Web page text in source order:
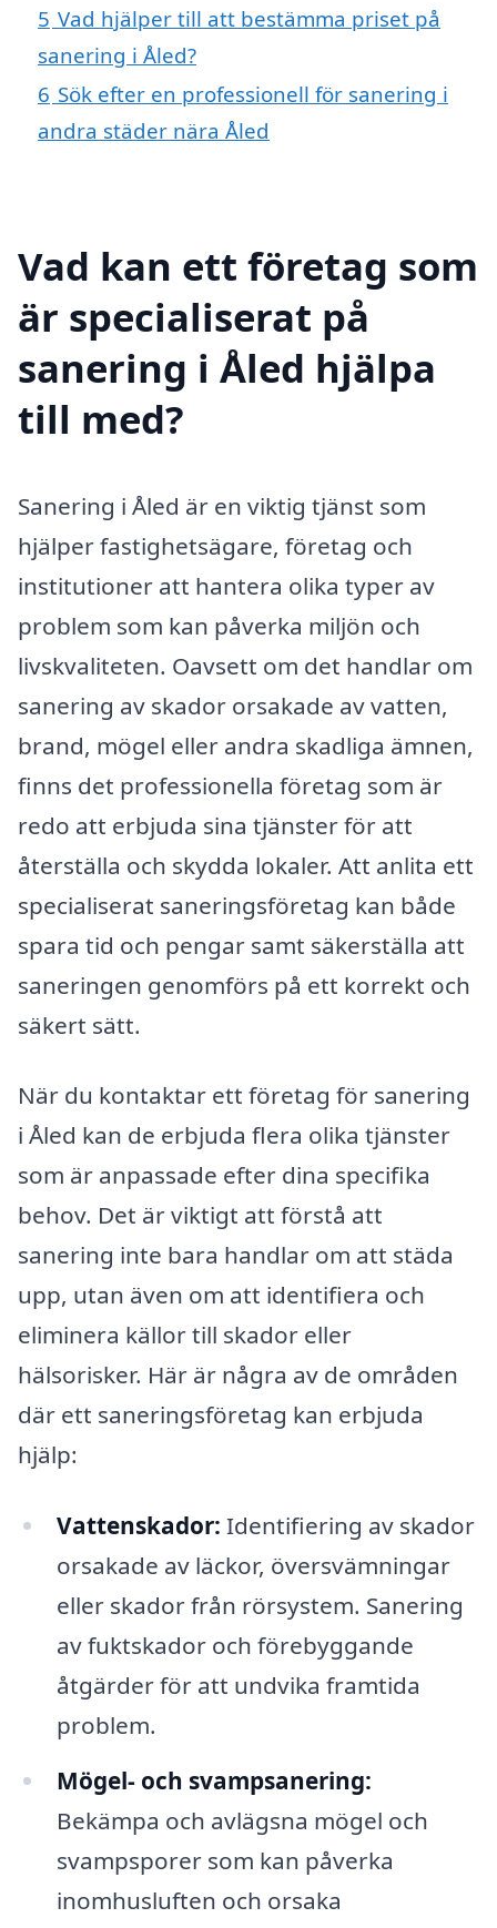
5 Vad hjälper till att bestämma priset på
sanering i Åled?
6 Sök efter en professionell för sanering i
andra städer nära Åled
Vad kan ett företag som
är specialiserat på
sanering i Åled hjälpa
till med?
Sanering i Åled är en viktig tjänst som
hjälper fastighetsägare, företag och
institutioner att hantera olika typer av
problem som kan påverka miljön och
livskvaliteten. Oavsett om det handlar om
sanering av skador orsakade av vatten,
brand, mögel eller andra skadliga ämnen,
finns det professionella företag som är
redo att erbjuda sina tjänster för att
återställa och skydda lokaler. Att anlita ett
specialiserat saneringsföretag kan både
spara tid och pengar samt säkerställa att
saneringen genomförs på ett korrekt och
säkert sätt.
När du kontaktar ett företag för sanering
i Åled kan de erbjuda flera olika tjänster
som är anpassade efter dina specifika
behov. Det är viktigt att förstå att
sanering inte bara handlar om att städa
upp, utan även om att identifiera och
eliminera källor till skador eller
hälsorisker. Här är några av de områden
där ett saneringsföretag kan erbjuda
hjälp:
Vattenskador: Identifiering av skador
orsakade av läckor, översvämningar
eller skador från rörsystem. Sanering
av fuktskador och förebyggande
åtgärder för att undvika framtida
problem.
Mögel- och svampsanering:
Bekämpa och avlägsna mögel och
svampsporer som kan påverka
inomhusluften och orsaka